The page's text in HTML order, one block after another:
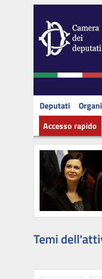
Deputati
Accesso rapido
Temi